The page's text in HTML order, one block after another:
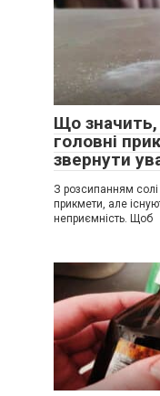
Що значить,
головні
звернути
З розсипанням солі
прикмети, але
неприємність. Щоб